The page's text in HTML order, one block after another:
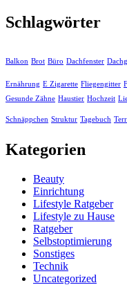
Schlagwörter
Balkon Brot Büro Dachfenster
Ernährung E Zigarette Fliegengitter
Gesunde Zähne Haustier Hochzeit
Schnäppchen Struktur Tagebuch
Kategorien
Beauty
Einrichtung
Lifestyle Ratgeber
Lifestyle zu Hause
Ratgeber
Selbstoptimierung
Sonstiges
Technik
Uncategorized